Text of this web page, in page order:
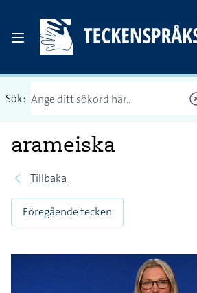
Sök:
arameiska
Tillbaka
Föregående tecken